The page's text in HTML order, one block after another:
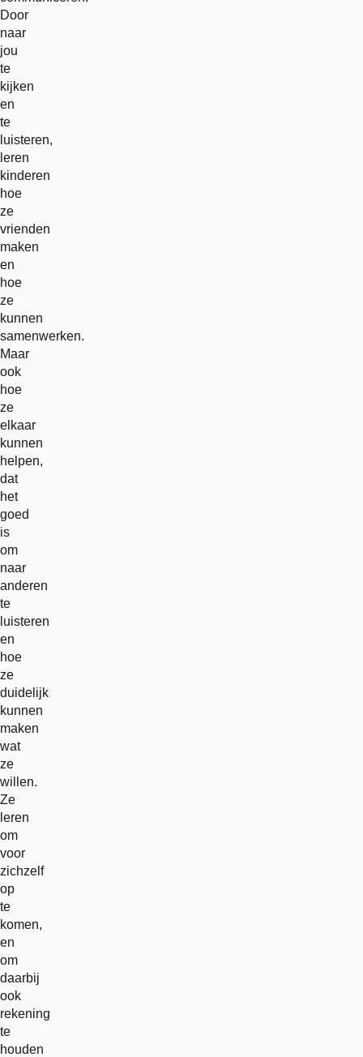
Door
naar
jou
te
kijken
en
te
luisteren,
leren
kinderen
hoe
ze
vrienden
maken
en
hoe
ze
kunnen
samenwerken.
Maar
ook
hoe
ze
elkaar
kunnen
helpen,
dat
het
goed
is
om
naar
anderen
te
luisteren
en
hoe
ze
duidelijk
kunnen
maken
wat
ze
willen.
Ze
leren
om
voor
zichzelf
op
te
komen,
en
om
daarbij
ook
rekening
te
houden